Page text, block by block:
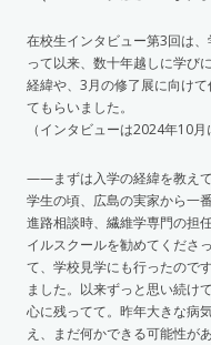
在校生インタビュー第3回は
って以来、数十年越しに学び
経緯や、3月の修了展に向け
てもらいました。
（インタビューは2024年10月
——まずは入学の経緯を教えて
学生の頃、広島の実家から一
進路相談時、繊維学専門の担
イルスクールを勧めてくださ
て、学校見学にも行ったので
ました。以来ずっと思い続け
心に残ってて。昨年大きな病
え、まだ何かできる可能性が